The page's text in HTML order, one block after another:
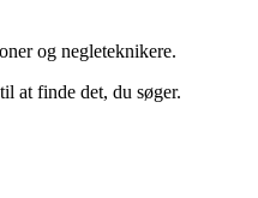
og negleteknikere.
at finde det, du søger.